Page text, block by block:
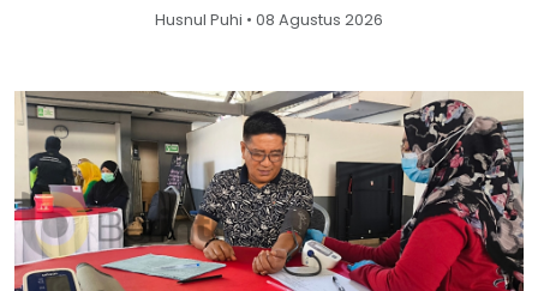
Husnul Puhi • 08 Agustus 2026